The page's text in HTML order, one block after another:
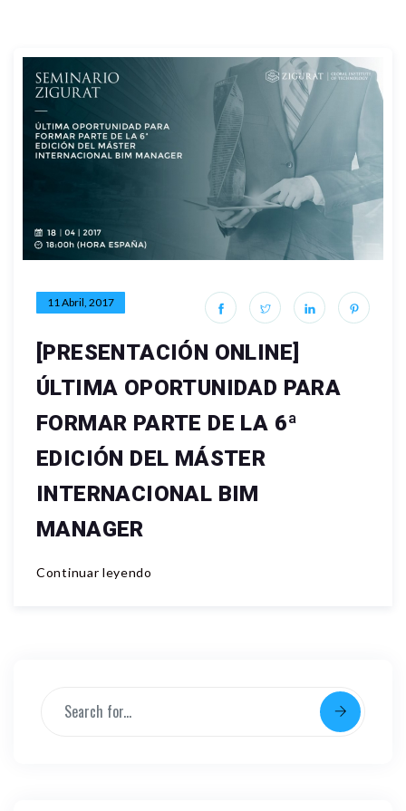
11 Abril, 2017
[PRESENTACIÓN ONLINE]
ÚLTIMA OPORTUNIDAD PARA
FORMAR PARTE DE LA 6ª
EDICIÓN DEL MÁSTER
INTERNACIONAL BIM
MANAGER
Continuar leyendo